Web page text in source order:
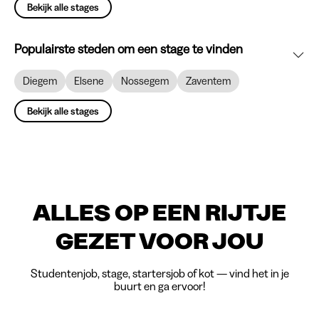
Bekijk alle stages
Populairste steden om een stage te vinden
Diegem Elsene Nossegem Zaventem
Bekijk alle stages
ALLES OP EEN RIJTJE
GEZET VOOR JOU
Studentenjob, stage, startersjob of kot — vind het in je
buurt en ga ervoor!